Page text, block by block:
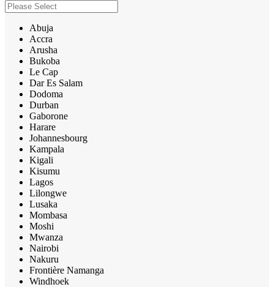
Abuja
Accra
Arusha
Bukoba
Le Cap
Dar Es Salam
Dodoma
Durban
Gaborone
Harare
Johannesbourg
Kampala
Kigali
Kisumu
Lagos
Lilongwe
Lusaka
Mombasa
Moshi
Mwanza
Nairobi
Nakuru
Frontière Namanga
Windhoek